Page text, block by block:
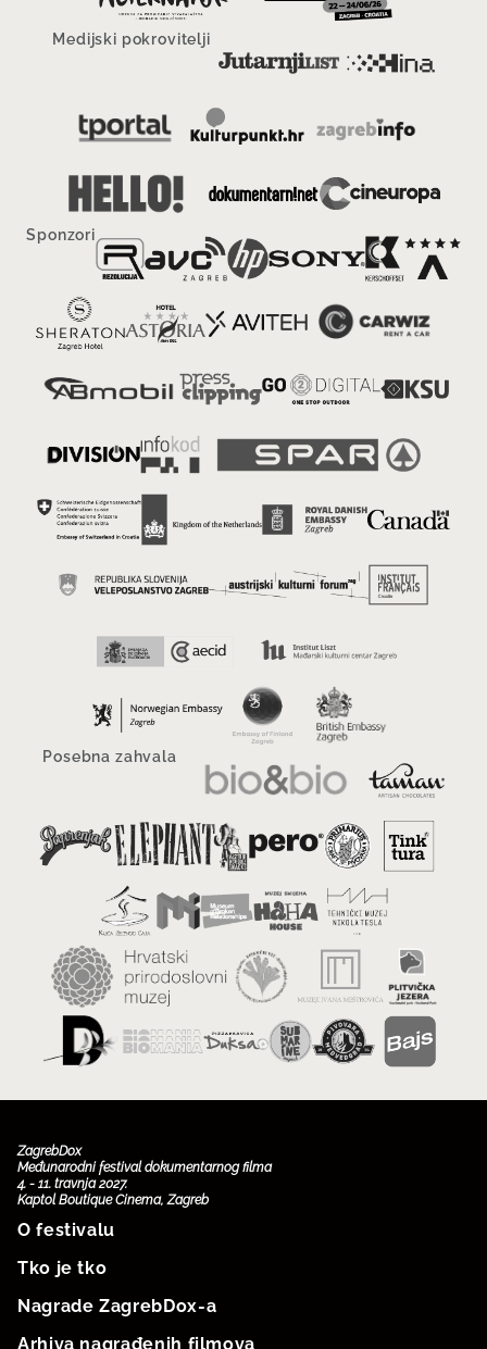
Medijski pokrovitelji
Sponzori
Posebna zahvala
ZagrebDox
Međunarodni festival dokumentarnog filma
4. - 11. travnja 2027.
Kaptol Boutique Cinema, Zagreb
O festivalu
Tko je tko
Nagrade ZagrebDox-a
Arhiva nagrađenih filmova